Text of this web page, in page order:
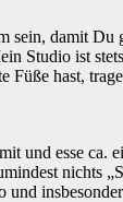
sein, damit Du
Studio ist
Füße hast,
und esse ca.
nichts